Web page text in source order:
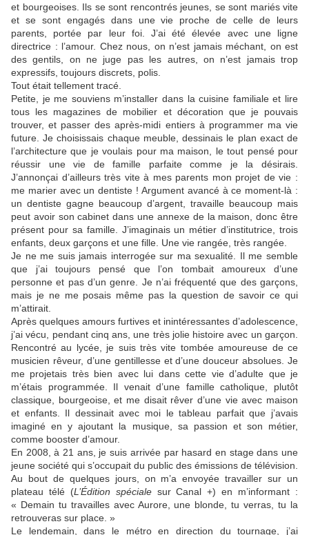
et bourgeoises. Ils se sont rencontrés jeunes, se sont mariés vite
et se sont engagés dans une vie proche de celle de leurs
parents, portée par leur foi. J’ai été élevée avec une ligne
directrice : l’amour. Chez nous, on n’est jamais méchant, on est
des gentils, on ne juge pas les autres, on n’est jamais trop
expressifs, toujours discrets, polis.
Tout était tellement tracé.
Petite, je me souviens m’installer dans la cuisine familiale et lire
tous les magazines de mobilier et décoration que je pouvais
trouver, et passer des après-midi entiers à programmer ma vie
future. Jechoisissais chaque meuble, dessinais le plan exact de
l’architecture que je voulais pour ma maison, le tout pensé pour
réussir une vie de famille parfaite comme je la désirais.
J’annonçai d’ailleurs très vite à mes parents mon projet de vie :
me marier avec un dentiste ! Argument avancé à ce moment-là :
un dentiste gagne beaucoup d’argent, travaille beaucoup mais
peut avoir son cabinet dans une annexe de la maison, donc être
présent pour sa famille. J’imaginais un métier d’institutrice, trois
enfants, deux garçons et une fille. Une vie rangée, très rangée.
Je ne me suis jamais interrogée sur ma sexualité. Il me semble
que j’ai toujours pensé que l’on tombait amoureux d’une
personne et pas d’un genre. Je n’ai fréquenté que des garçons,
mais je ne me posais même pas la question de savoir ce qui
m’attirait.
Après quelques amours furtives et inintéressantes d’adolescence,
j’ai vécu, pendant cinq ans, une très jolie histoire avec un garçon.
Rencontré au lycée, je suis très vite tombée amoureuse de ce
musicien rêveur, d’une gentillesse et d’une douceur absolues. Je
me projetais très bien avec lui dans cette vie d’adulte que je
m’étais programmée. Il venait d’une famille catholique, plutôt
classique, bourgeoise, et me disait rêver d’une vie avec maison
et enfants. Il dessinait avec moi le tableau parfait que j’avais
imaginé en y ajoutant la musique, sa passion et son métier,
comme booster d’amour.
En 2008, à 21 ans, je suis arrivée par hasard en stage dans une
jeune société qui s’occupait du public des émissions de télévision.
Au bout de quelques jours, on m’a envoyée travailler sur un
plateau télé (L’Édition spécialesur Canal +) en m’informant :
« Demain tu travailles avec Aurore, une blonde, tu verras, tu la
retrouveras sur place. »
Le lendemain, dans le métro en direction du tournage, j’ai